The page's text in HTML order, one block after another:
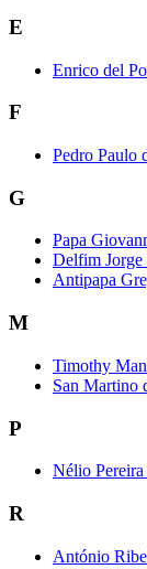
E
Enrico del
F
Pedro Paulo
G
Papa
Delfim Jorge
Antipapa
M
Timothy
San Martino
P
Nélio Pereira
R
António